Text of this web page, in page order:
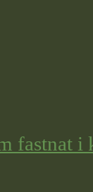
fastnat i